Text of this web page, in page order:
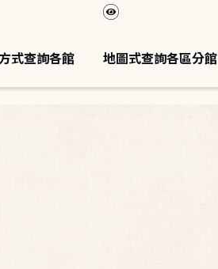
式查詢各館 地圖式查詢各區分館